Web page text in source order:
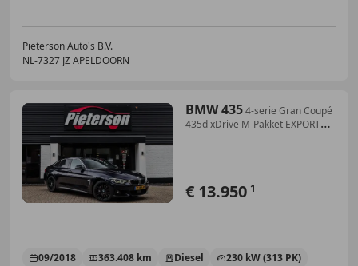
Pieterson Auto's B.V.
NL-7327 JZ APELDOORN
BMW 4354-serie Gran Coupé
435d xDrive M-Pakket EXPORT
€ 13.950 1
09/2018 363.408 km Diesel
230 kW (313 PK)